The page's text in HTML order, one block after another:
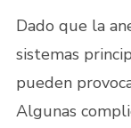
Dado que la
sistemas
pueden
Algunas